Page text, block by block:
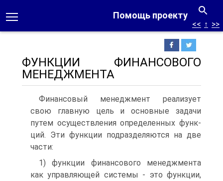
Помощь проекту
<< ↑ >>
ФУНКЦИИ ФИНАНСОВОГО
МЕНЕДЖМЕНТА
Финансовый менеджмент реализует
свою главную цель и основные задачи
путем осуществления определенных функ­
ций. Эти функции подразделяются на две
части:
1) функции финансового менеджмента
как управляющей системы - это функции,